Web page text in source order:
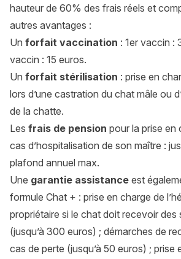
hauteur de 60% des frais réels et
autres avantages :
Un forfait vaccination : 1er vaccin :
vaccin : 15 euros.
Un forfait stérilisation : prise en
lors d’une castration du chat mâle ou
de la chatte.
Les frais de pension pour la prise en
cas d’hospitalisation de son maître :
plafond annuel max.
Une garantie assistance est
formule Chat + : prise en charge de
propriétaire si le chat doit recevoir des
(jusqu’à 300 euros) ; démarches de
cas de perte (jusqu’à 50 euros) ; prise